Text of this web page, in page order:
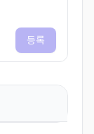
등록